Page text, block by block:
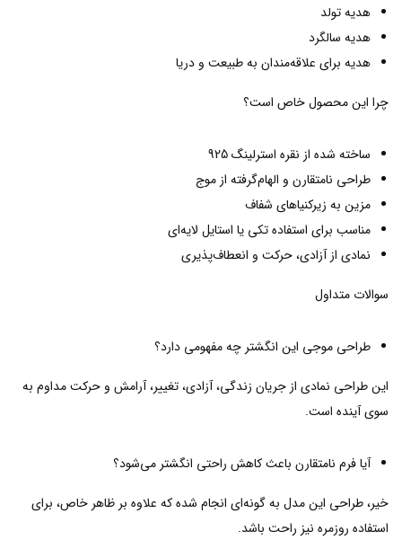
هدیه تولد
هدیه سالگرد
هدیه برای علاقه‌مندان به طبیعت و دریا
چرا این محصول خاص است؟
ساخته شده از نقره استرلینگ 925
طراحی نامتقارن و الهام‌گرفته از موج
مزین به زیرکنیاهای شفاف
مناسب برای استفاده تکی یا استایل لایه‌ای
نمادی از آزادی، حرکت و انعطاف‌پذیری
سوالات متداول
طراحی موجی این انگشتر چه مفهومی دارد؟
این طراحی نمادی از جریان زندگی، آزادی، تغییر، آرامش و حرکت مداوم به
سوی آینده است.
آیا فرم نامتقارن باعث کاهش راحتی انگشتر می‌شود؟
خیر، طراحی این مدل به گونه‌ای انجام شده که علاوه بر ظاهر خاص، برای
استفاده روزمره نیز راحت باشد.